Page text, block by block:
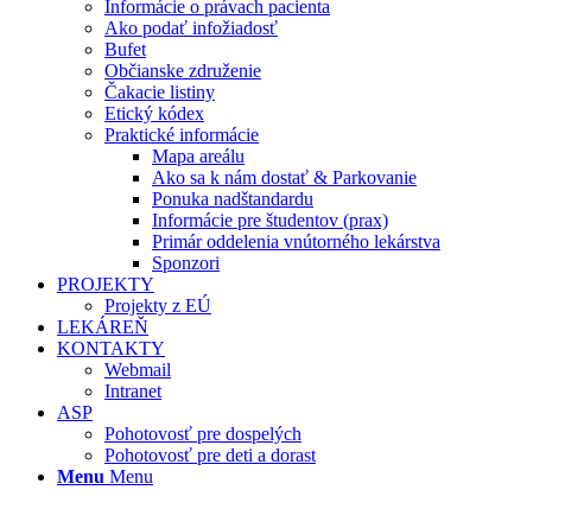
Informácie o právach pacienta
Ako podať infožiadosť
Bufet
Občianske združenie
Čakacie listiny
Etický kódex
Praktické informácie
Mapa areálu
Ako sa k nám dostať & Parkovanie
Ponuka nadštandardu
Informácie pre študentov (prax)
Primár oddelenia vnútorného lekárstva
Sponzori
PROJEKTY
Projekty z EÚ
LEKÁREŇ
KONTAKTY
Webmail
Intranet
ASP
Pohotovosť pre dospelých
Pohotovosť pre deti a dorast
Menu Menu